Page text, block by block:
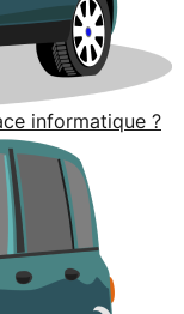
informatique ?